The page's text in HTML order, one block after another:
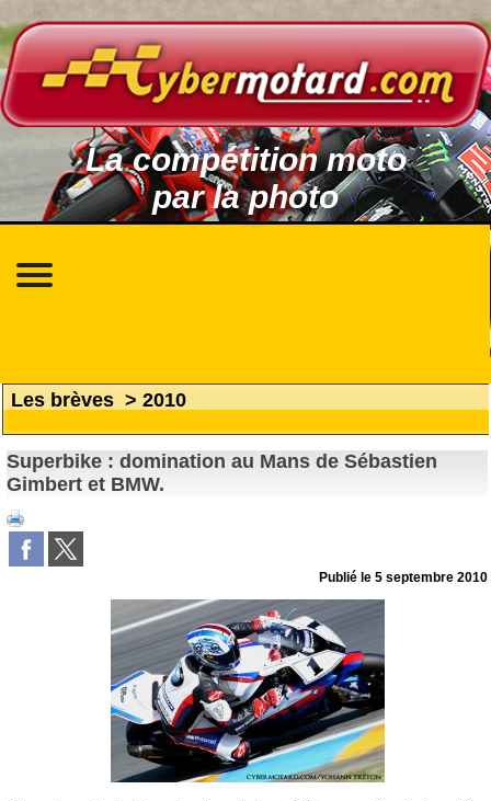
La compétition moto
par la photo
Les brèves > 2010
Superbike : domination au Mans de Sébastien
Gimbert et BMW.
Publié le5 septembre 2010